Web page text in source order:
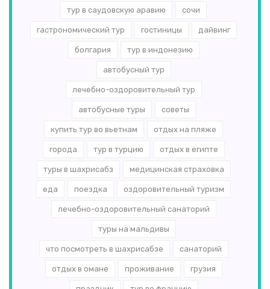
тур в саудовскую аравию сочи
гастрономический тур гостиницы дайвинг
болгария тур в индонезию
автобусный тур
лечебно-оздоровительный тур
автобусные туры советы
купить тур во вьетнам отдых на пляже
города тур в турцию отдых в египте
туры в шахрисабз медицинская страховка
еда поездка оздоровительный туризм
лечебно-оздоровительный санаторий
туры на мальдивы
что посмотреть в шахрисабзе санаторий
отдых в омане проживание грузия